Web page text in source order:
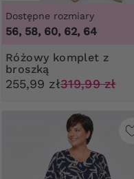
Dostępne rozmiary
56, 58, 60, 62, 64
Różowy komplet z
broszką
255,99 zł319,99 zł